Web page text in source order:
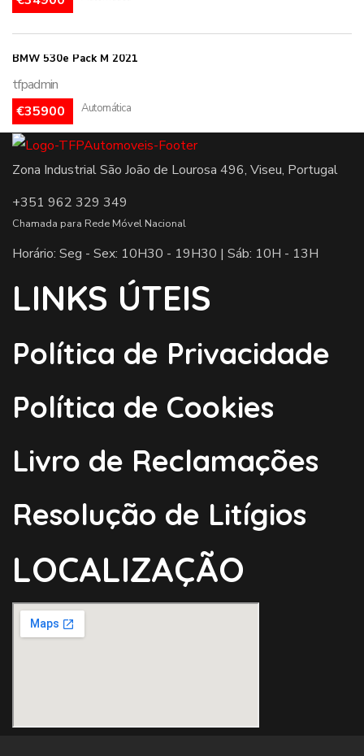
BMW 530e Pack M 2021
tfpadmin
€35900
Automática
Zona Industrial São João de Lourosa 496, Viseu, Portugal
+351 962 329 349
Chamada para Rede Móvel Nacional
Horário: Seg - Sex: 10H30 - 19H30 | Sáb: 10H - 13H
LINKS ÚTEIS
Política de Privacidade
Política de Cookies
Livro de Reclamações
Resolução de Litígios
LOCALIZAÇÃO